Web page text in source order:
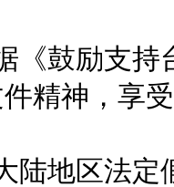
鼓励支持
精神，享
地区法定